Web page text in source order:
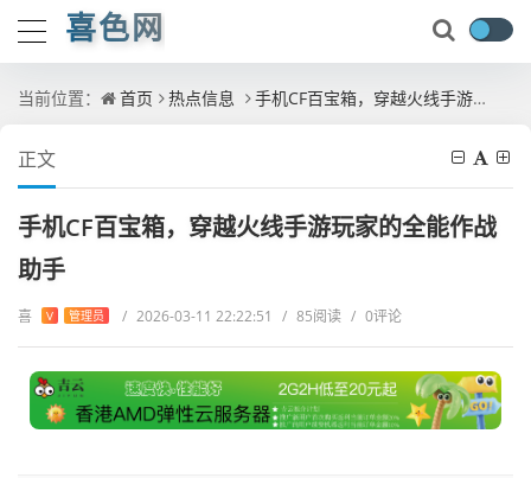
喜色网
当前位置： 首页 热点信息 手机CF百宝箱，穿越火线手游玩家的全能作战助手
正文
手机CF百宝箱，穿越火线手游玩家的全能作战
助手
喜 V 管理员 / 2026-03-11 22:22:51 / 85阅读 / 0评论